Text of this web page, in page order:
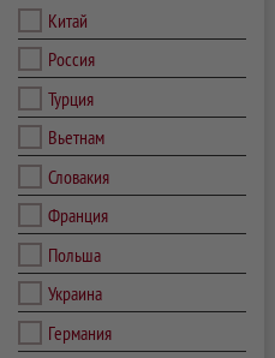
Китай
Россия
Турция
Вьетнам
Словакия
Франция
Польша
Украина
Германия